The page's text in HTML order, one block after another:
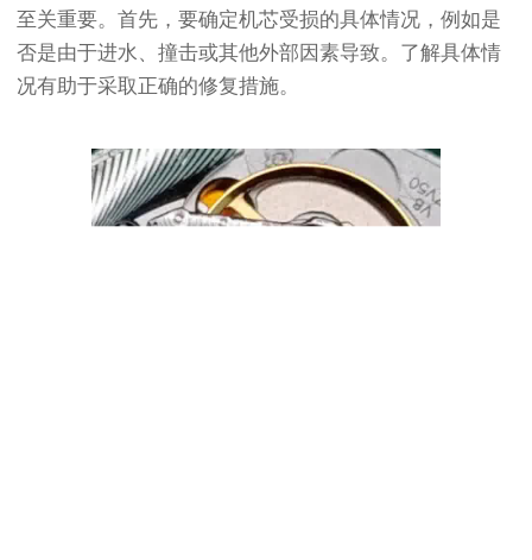
至关重要。首先，要确定机芯受损的具体情况，例如是
否是由于进水、撞击或其他外部因素导致。了解具体情
况有助于采取正确的修复措施。